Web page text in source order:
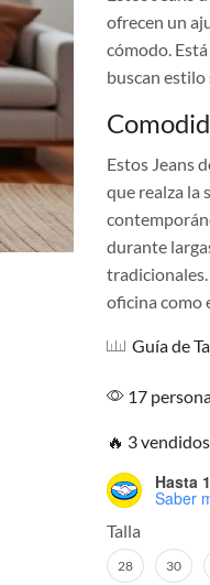
ofrecen un
cómodo.
buscan
Estos Jeans
que realza la
durante
tradicionales.
oficina como
Guía de
17
🔥 3
Hasta
Saber
Talla
28 30